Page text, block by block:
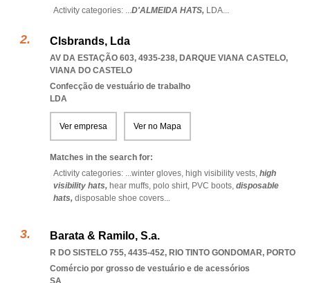
Activity categories: ...D'ALMEIDA HATS, LDA...
Clsbrands, Lda
AV DA ESTAÇÃO 603, 4935-238, DARQUE VIANA CASTELO,
VIANA DO CASTELO
Confecção de vestuário de trabalho
LDA
Ver empresa Ver no Mapa
Matches in the search for:
Activity categories: ...winter gloves, high visibility vests, high
visibility hats, hear muffs, polo shirt, PVC boots, disposable
hats, disposable shoe covers...
Barata & Ramilo, S.a.
R DO SISTELO 755, 4435-452, RIO TINTO GONDOMAR, PORTO
Comércio por grosso de vestuário e de acessórios
SA